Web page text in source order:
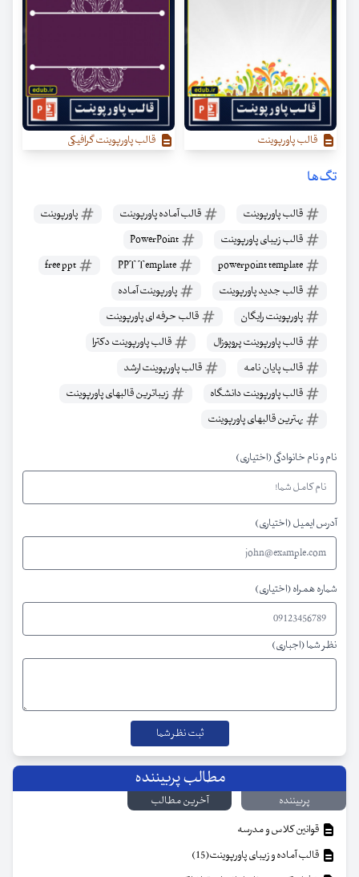
قالب پاورپوینت قالب پاورپوینت گرافیکی
تگ‌ها
قالب پاورپوینت قالب آماده پاورپوینت
پاورپوینت
قالب زیبای پاورپوینت
قالب جدید پاورپوینت
پاورپوینت آماده
پاورپوینت رایگان
قالب حرفه ای پاورپوینت
قالب پاورپوینت پروپوزال
قالب پاورپوینت دکترا
قالب پایان نامه
قالب پاورپوینت ارشد
قالب پاورپوینت دانشگاه
زیباترین قالبهای پاورپوینت
بهترین قالبهای پاورپوینت
نام و نام خانوادگی (اختیاری)
آدرس ایمیل (اختیاری)
شماره همراه (اختیاری)
نظر شما (اجباری)
مطالب پربیننده
پربیننده
آخرین مطالب
قوانین کلاس و مدرسه
قالب آماده و زیبای پاورپوینت(15)